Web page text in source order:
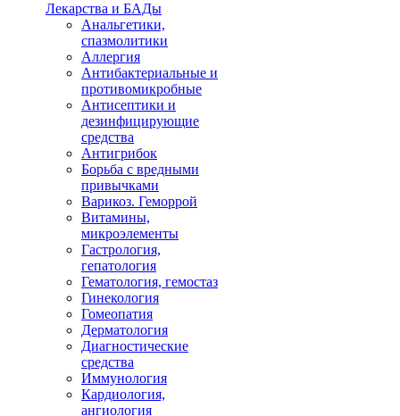
Лекарства и БАДы
Анальгетики,
спазмолитики
Аллергия
Антибактериальные и
противомикробные
Антисептики и
дезинфицирующие
средства
Антигрибок
Борьба с вредными
привычками
Варикоз. Геморрой
Витамины,
микроэлементы
Гастрология,
гепатология
Гематология, гемостаз
Гинекология
Гомеопатия
Дерматология
Диагностические
средства
Иммунология
Кардиология,
ангиология